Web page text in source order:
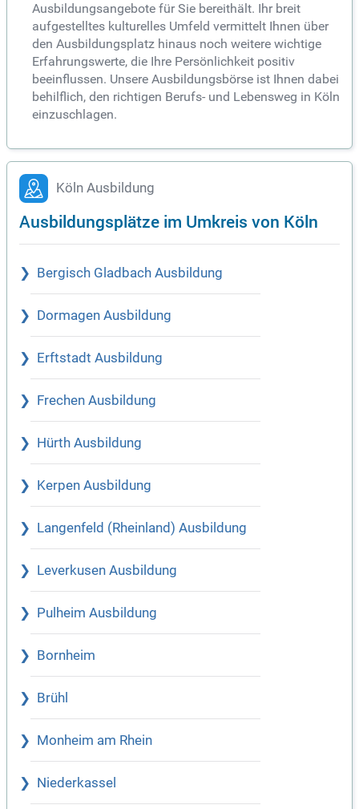
Ausbildungsangebote für Sie bereithält. Ihr breit
aufgestelltes kulturelles Umfeld vermittelt Ihnen über
den Ausbildungsplatz hinaus noch weitere wichtige
Erfahrungswerte, die Ihre Persönlichkeit positiv
beeinflussen. Unsere Ausbildungsbörse ist Ihnen dabei
behilflich, den richtigen Berufs- und Lebensweg in Köln
einzuschlagen.
Köln Ausbildung
Ausbildungsplätze im Umkreis von Köln
Bergisch Gladbach Ausbildung
Dormagen Ausbildung
Erftstadt Ausbildung
Frechen Ausbildung
Hürth Ausbildung
Kerpen Ausbildung
Langenfeld (Rheinland) Ausbildung
Leverkusen Ausbildung
Pulheim Ausbildung
Bornheim
Brühl
Monheim am Rhein
Niederkassel